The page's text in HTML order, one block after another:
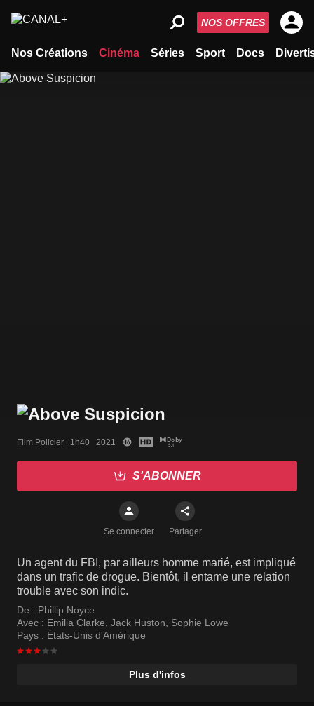
Nos Créations Cinéma Séries Sport Docs
NOS OFFRES
Film Policier   1h40   2021
S'ABONNER
Se connecter Partager
Un agent du FBI, par ailleurs homme marié, est impliqué
dans un trafic de drogue. Bientôt, il entame une relation
trouble avec son indic.
De : Phillip Noyce
Avec : Emilia Clarke, Jack Huston, Sophie Lowe
Pays : États-Unis d'Amérique
Plus d'infos